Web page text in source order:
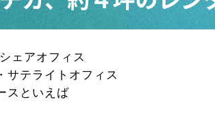
ェアオフィス
サテライトオフィス
スといえば